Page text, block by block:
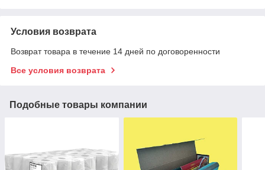
Условия возврата
Возврат товара в течение 14 дней по договоренности
Все условия возврата
Подобные товары компании